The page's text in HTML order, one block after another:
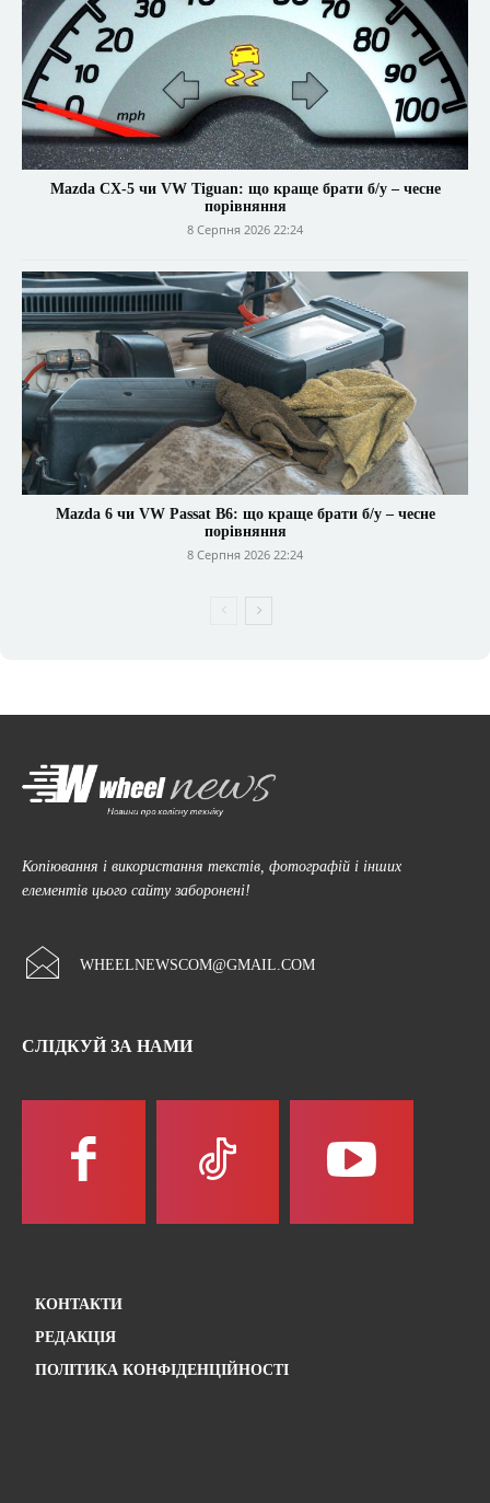
Mazda CX-5 чи VW Tiguan: що краще брати б/у – чесне
порівняння
8 Серпня 2026 22:24
Mazda 6 чи VW Passat B6: що краще брати б/у – чесне
порівняння
8 Серпня 2026 22:24
Копіювання і використання текстів, фотографій і інших
елементів цього сайту заборонені!
WHEELNEWSCOM@GMAIL.COM
СЛІДКУЙ ЗА НАМИ
КОНТАКТИ
РЕДАКЦІЯ
ПОЛІТИКА КОНФІДЕНЦІЙНОСТІ